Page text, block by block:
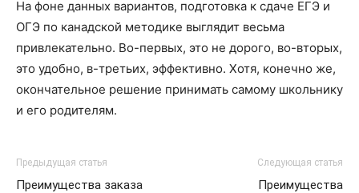
На фоне данных вариантов, подготовка к сдаче ЕГЭ и
ОГЭ по канадской методике выглядит весьма
привлекательно. Во-первых, это не дорого, во-вторых,
это удобно, в-третьих, эффективно. Хотя, конечно же,
окончательное решение принимать самому школьнику
и его родителям.
Предыдущая статья
Преимущества заказа
Следующая статья
Преимущества